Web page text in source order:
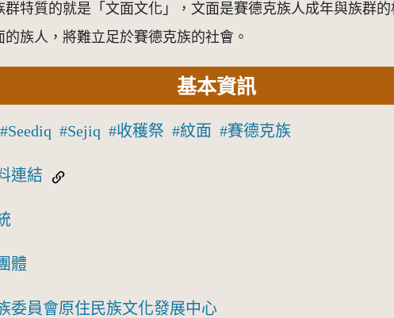
特質的就是「文面文化」，文面是賽德克族人成年與族群
族人，將難立足於賽德克族的社會。
基本資訊
Seediq Sejiq 收穫祭 紋面 賽德克族
連結
體
委員會原住民族文化發展中心